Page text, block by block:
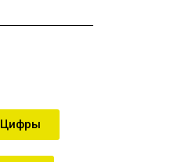
Цифры